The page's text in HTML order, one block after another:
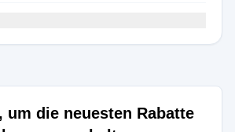
um die neuesten Rabatte